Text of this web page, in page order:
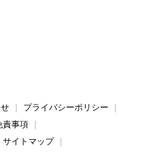
プライバシーポリシー
責事項
サイトマップ